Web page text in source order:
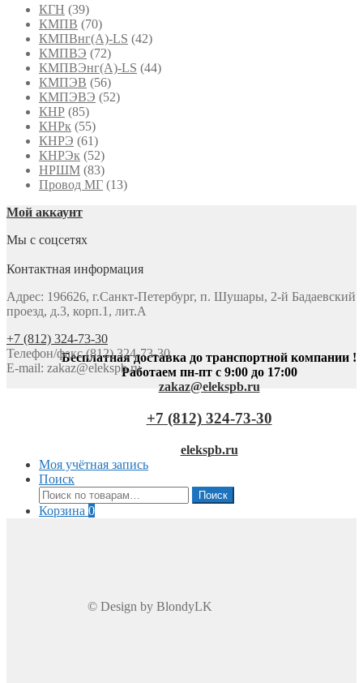
КГН (39)
КМПВ (70)
КМПВнг(А)-LS (42)
КМПВЭ (72)
КМПВЭнг(А)-LS (44)
КМПЭВ (56)
КМПЭВЭ (52)
КНР (85)
КНРк (55)
КНРЭ (61)
КНРЭк (52)
НРШМ (83)
Провод МГ (13)
Мой аккаунт
Мы с соцсетях
Контактная информация
Адрес: 196626, г.Санкт-Петербург, п. Шушары, 2-й Бадаевский
проезд, д.3, корп.1, лит.А
+7 (812) 324-73-30
Телефон/факс (812) 324-73-30
E-mail: zakaz@elekspb.ru
Бесплатная доставка до транспортной компании !
Работаем пн-пт с 9:00 до 17:00
zakaz@elekspb.ru
+7 (812) 324-73-30
elekspb.ru
Моя учётная запись
Поиск
Искать:
Поиск
Корзина 0
© Design by BlondyLK